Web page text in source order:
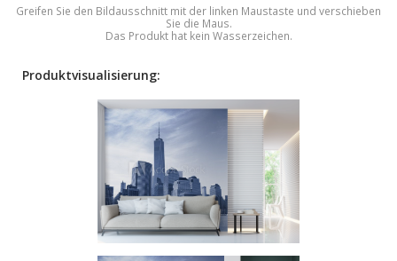
Greifen Sie den Bildausschnitt mit der linken Maustaste und verschieben
Sie die Maus.
Das Produkt hat kein Wasserzeichen.
Produktvisualisierung: